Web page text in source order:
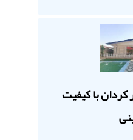
با کیفیت